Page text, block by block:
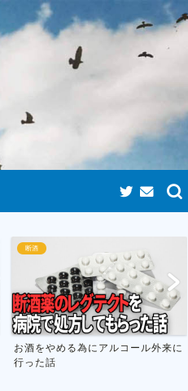
断酒
お酒をやめて人生が変わったお話し